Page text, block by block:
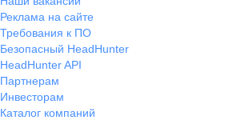
Реклама на сайте
Требования к ПО
Безопасный HeadHunter
HeadHunter API
Партнерам
Инвесторам
Каталог компаний